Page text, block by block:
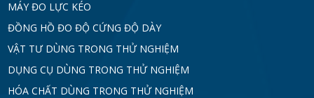
MÁY ĐO LỰC KÉO
ĐỒNG HỒ ĐO ĐỘ CỨNG ĐỘ DÀY
VẬT TƯ DÙNG TRONG THỬ NGHIỆM
DỤNG CỤ DÙNG TRONG THỬ NGHIỆM
HÓA CHẤT DÙNG TRONG THỬ NGHIỆM